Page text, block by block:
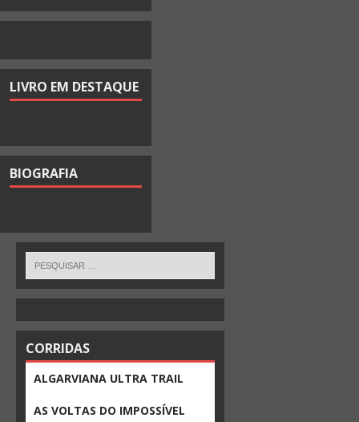
LIVRO EM DESTAQUE
BIOGRAFIA
CORRIDAS
ALGARVIANA ULTRA TRAIL
AS VOLTAS DO IMPOSSÍVEL